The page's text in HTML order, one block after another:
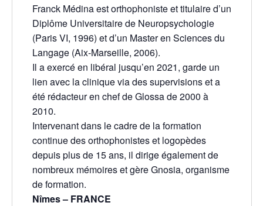
Franck Médina est orthophoniste et titulaire d’un
Diplôme Universitaire de Neuropsychologie
(Paris VI, 1996) et d’un Master en Sciences du
Langage (Aix-Marseille, 2006).
Il a exercé en libéral jusqu’en 2021, garde un
lien avec la clinique via des supervisions et a
été rédacteur en chef de Glossa de 2000 à
2010.
Intervenant dans le cadre de la formation
continue des orthophonistes et logopèdes
depuis plus de 15 ans, il dirige également de
nombreux mémoires et gère Gnosia, organisme
de formation.
Nîmes – FRANCE